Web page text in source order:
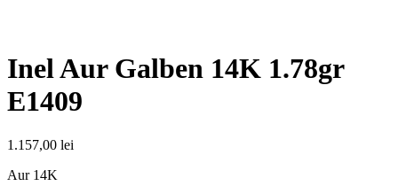
Inel Aur Galben 14K 1.78gr
E1409
1.157,00 lei
Aur 14K